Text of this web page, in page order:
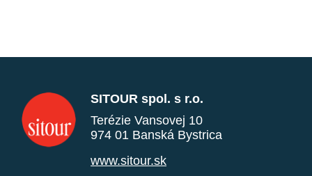
SITOUR spol. s r.o.
Terézie Vansovej 10
974 01 Banská Bystrica
www.sitour.sk